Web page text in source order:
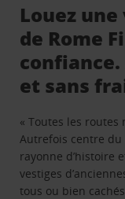
Louez
de Rome
et sans
« Toutes les routes
Autrefois centre
rayonne d’histoire
vestiges
tous ou bien